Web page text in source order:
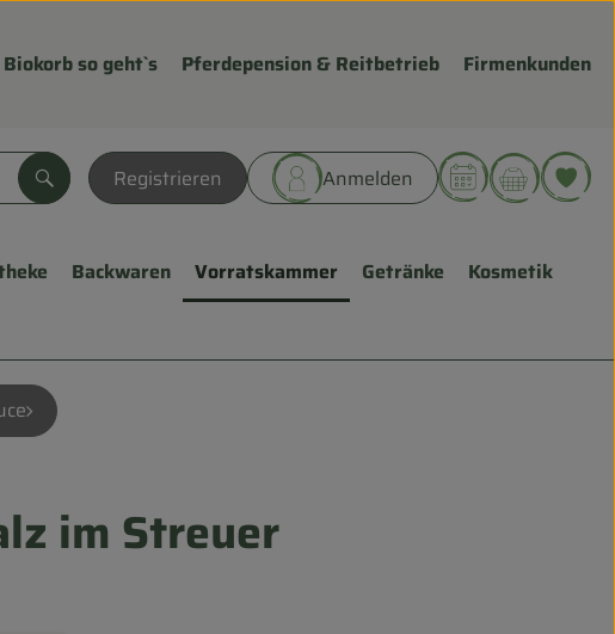
Biokorb so geht`s Pferdepension & Reitbetrieb Firmenkunden
Registrieren Anmelden
Suchen
Backwaren Vorratskammer Getränke Kosmetik
im Streuer
hinzufügen